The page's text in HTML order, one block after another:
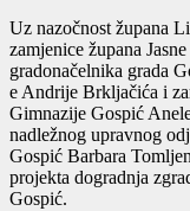
Uz nazočnost župana
zamjenice župana
gradonačelnika grada
e Andrije Brkljačića i
Gimnazije Gospić
nadležnog upravnog
Gospić Barbara
projekta dogradnja
Gospić.